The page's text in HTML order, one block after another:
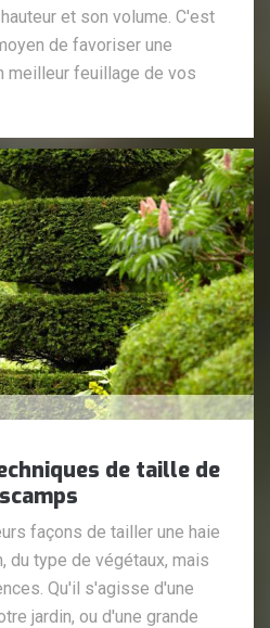
et son volume. C'est
de favoriser une
meilleur feuillage de vos
de taille de
façons de tailler une haie
du type de végétaux, mais
Qu'il s'agisse d'une
jardin, ou d'une grande